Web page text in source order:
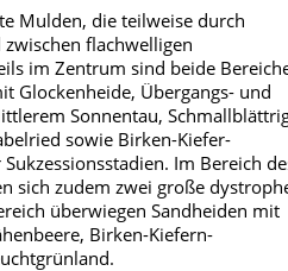
Mulden, die teilweise durch
flachwelligen
im Zentrum sind beide
Glockenheide, Übergangs- und
Sonnentau,
sowie Birken-Kiefer-
Im Bereich
sich zudem zwei große
überwiegen Sandheiden mit
Birken-Kiefern-